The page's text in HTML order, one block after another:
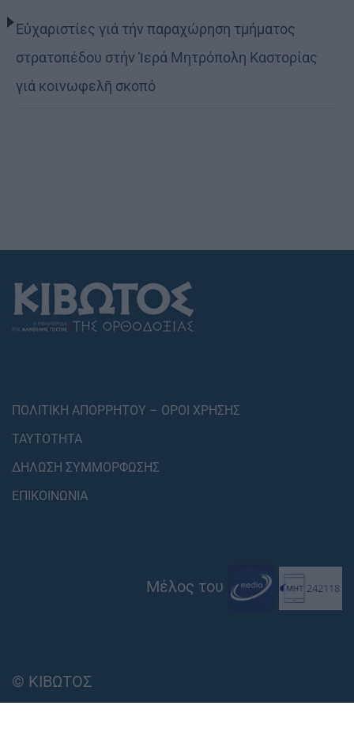
Εὐχαριστίες γιά τήν παραχώρηση τμήματος
στρατοπέδου στήν Ἱερά Μητρόπολη Καστορίας
γιά κοινωφελῆ σκοπό
ΠΟΛΙΤΙΚΗ ΑΠΟΡΡΗΤΟΥ – ΟΡΟΙ ΧΡΗΣΗΣ
ΤΑΥΤΟΤΗΤΑ
ΔΗΛΩΣΗ ΣΥΜΜΟΡΦΩΣΗΣ
ΕΠΙΚΟΙΝΩΝΙΑ
Μέλος του
© ΚΙΒΩΤΟΣ